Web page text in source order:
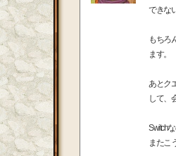
できな
もちろ
ます。
あとク
して、
Switch
またこ